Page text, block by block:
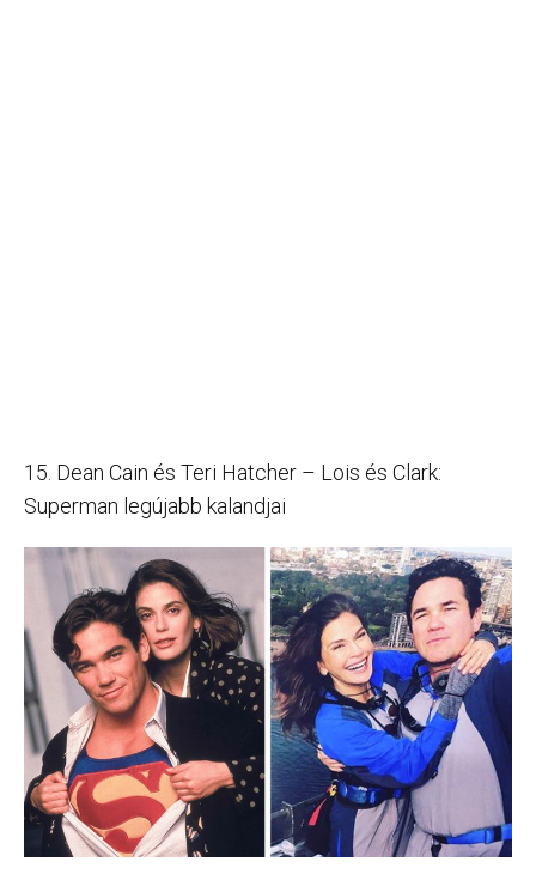
15. Dean Cain és Teri Hatcher – Lois és Clark:
Superman legújabb kalandjai